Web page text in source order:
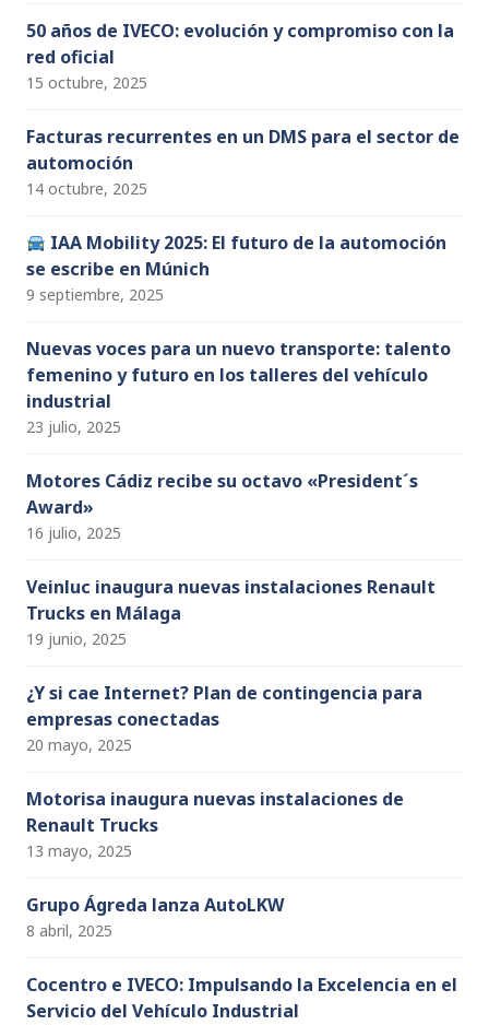
50 años de IVECO: evolución y compromiso con la
red oficial
15 octubre, 2025
Facturas recurrentes en un DMS para el sector de
automoción
14 octubre, 2025
IAA Mobility 2025: El futuro de la automoción
se escribe en Múnich
9 septiembre, 2025
Nuevas voces para un nuevo transporte: talento
femenino y futuro en los talleres del vehículo
industrial
23 julio, 2025
Motores Cádiz recibe su octavo «President´s
Award»
16 julio, 2025
Veinluc inaugura nuevas instalaciones Renault
Trucks en Málaga
19 junio, 2025
¿Y si cae Internet? Plan de contingencia para
empresas conectadas
20 mayo, 2025
Motorisa inaugura nuevas instalaciones de
Renault Trucks
13 mayo, 2025
Grupo Ágreda lanza AutoLKW
8 abril, 2025
Cocentro e IVECO: Impulsando la Excelencia en el
Servicio del Vehículo Industrial